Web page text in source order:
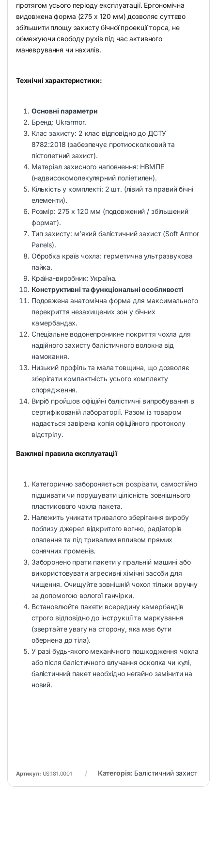
протягом усього періоду експлуатації. Ергономічна
видовжена форма (275 x 120 мм) дозволяє суттєво
збільшити площу захисту бічної проекції торса, не
обмежуючи свободу рухів під час активного
маневрування чи нахилів.
Технічні характеристики:
Основні параметри
Бренд: Ukrarmor.
Клас захисту: 2 клас відповідно до ДСТУ
8782:2018 (забезпечує протиосколковий та
пістолетний захист).
Матеріал захисного наповнення: НВМПЕ
(надвисокомолекулярний поліетилен).
Кількість у комплекті: 2 шт. (лівий та правий бічні
елементи).
Розмір: 275 x 120 мм (подовжений / збільшений
формат).
Тип захисту: м’який балістичний захист (Soft Armor
Panels).
Обробка країв чохла: герметична ультразвукова
пайка.
Країна-виробник: Україна.
Конструктивні та функціональні особливості
Подовжена анатомічна форма для максимального
перекриття незахищених зон у бічних
камербандах.
Спеціальне водонепроникне покриття чохла для
надійного захисту балістичного волокна від
намокання.
Низький профіль та мала товщина, що дозволяє
зберігати компактність усього комплекту
спорядження.
Виріб пройшов офіційні балістичні випробування в
сертифікованій лабораторії. Разом із товаром
надається завірена копія офіційного протоколу
відстрілу.
Важливі правила експлуатації
Категорично забороняється розрізати, самостійно
підшивати чи порушувати цілісність зовнішнього
пластикового чохла пакета.
Належить уникати тривалого зберігання виробу
поблизу джерел відкритого вогню, радіаторів
опалення та під тривалим впливом прямих
сонячних променів.
Заборонено прати пакети у пральній машині або
використовувати агресивні хімічні засоби для
чищення. Очищуйте зовнішній чохол тільки вручну
за допомогою вологої ганчірки.
Встановлюйте пакети всередину камербандів
строго відповідно до інструкції та маркування
(звертайте увагу на сторону, яка має бути
обернена до тіла).
У разі будь-якого механічного пошкодження чохла
або після балістичного влучання осколка чи кулі,
балістичний пакет необхідно негайно замінити на
новий.
Артикул: US.181.0001 Категорія: Балістичний захист